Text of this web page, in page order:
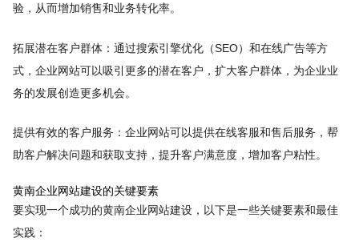
验，从而增加销售和业务转化率。
拓展潜在客户群体：通过搜索引擎优化（SEO）和在线广告等方
式，企业网站可以吸引更多的潜在客户，扩大客户群体，为企业业
务的发展创造更多机会。
提供有效的客户服务：企业网站可以提供在线客服和售后服务，帮
助客户解决问题和获取支持，提升客户满意度，增加客户粘性。
黄南企业网站建设的关键要素
要实现一个成功的黄南企业网站建设，以下是一些关键要素和最佳
实践：